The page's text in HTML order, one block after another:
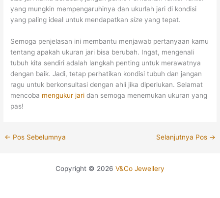
yang mungkin mempengaruhinya dan ukurlah jari di kondisi
yang paling ideal untuk mendapatkansize yang tepat.
Semoga penjelasan ini membantu menjawab pertanyaan kamu
tentang apakah ukuran jari bisa berubah. Ingat, mengenali
tubuh kita sendiri adalah langkah penting untuk merawatnya
dengan baik. Jadi, tetap perhatikan kondisi tubuh dan jangan
ragu untuk berkonsultasi dengan ahli jika diperlukan. Selamat
mencoba mengukur jari dan semoga menemukan ukuran yang
pas!
← Pos Sebelumnya Selanjutnya Pos →
Copyright © 2026 V&Co Jewellery